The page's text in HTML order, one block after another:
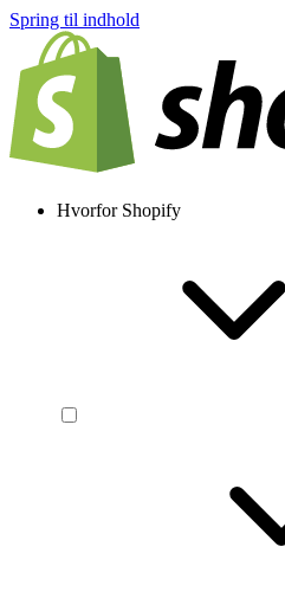
Spring til indhold
Hvorfor Shopify